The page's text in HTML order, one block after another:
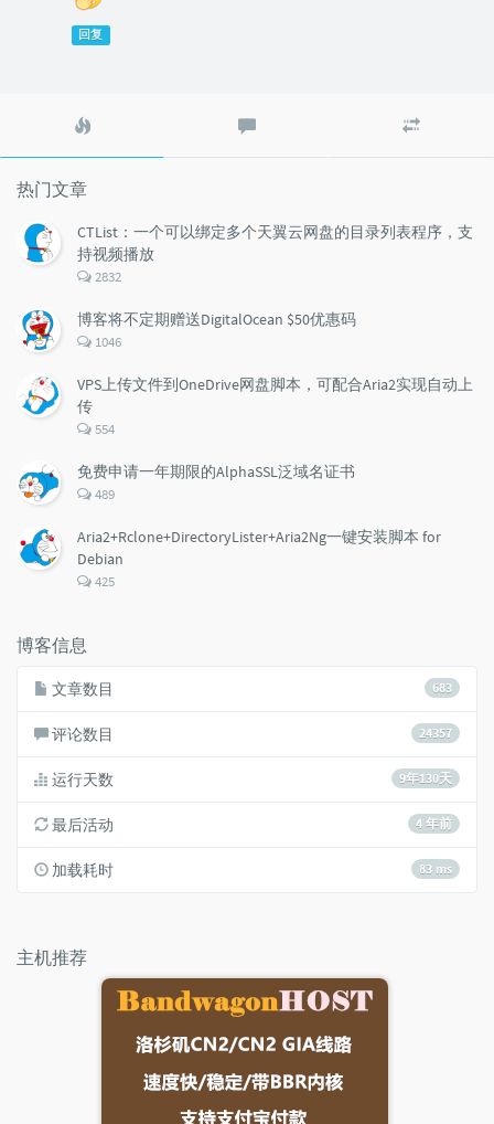
回复
文
评
文
热门文章
CTList：一个可以绑定多个天翼云网盘的目录列表程序，支
持视频播放
评
数：
2832
博客将不定期赠送DigitalOcean $50优惠码
评
数：
1046
VPS上传文件到OneDrive网盘脚本，可配合Aria2实现自动上
传
评
数：
554
免费申请一年期限的AlphaSSL泛域名证书
评
数：
489
Aria2+Rclone+DirectoryLister+Aria2Ng一键安装脚本 for
Debian
评
425
博客信息
683
文章数目
24357
评论数目
9年130天
运行天数
4 年前
最后活动
83 ms
加载耗时
主机推荐